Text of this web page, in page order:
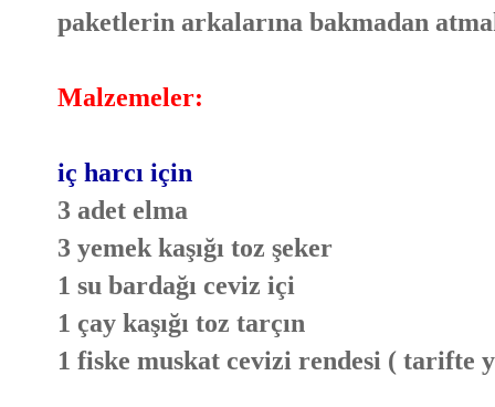
paketlerin arkalarına bakmadan
Malzemeler:
iç harcı için
3 adet elma
3 yemek kaşığı toz şeker
1 su bardağı ceviz içi
1 çay kaşığı toz tarçın
1 fiske muskat cevizi rendesi ( tarifte